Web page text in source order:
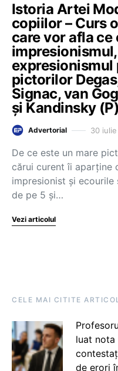
Istoria Artei
copiilor – Curs
care vor afla ce
expresionismul
pictorilor
Signac, van
și Kandinsky (P)
Advertorial 30
De ce este un mare
cărui curent îi aparține
impresionist și
de pe 5 și…
Vezi articolul
CELE MAI CITITE
luat nota
de erori